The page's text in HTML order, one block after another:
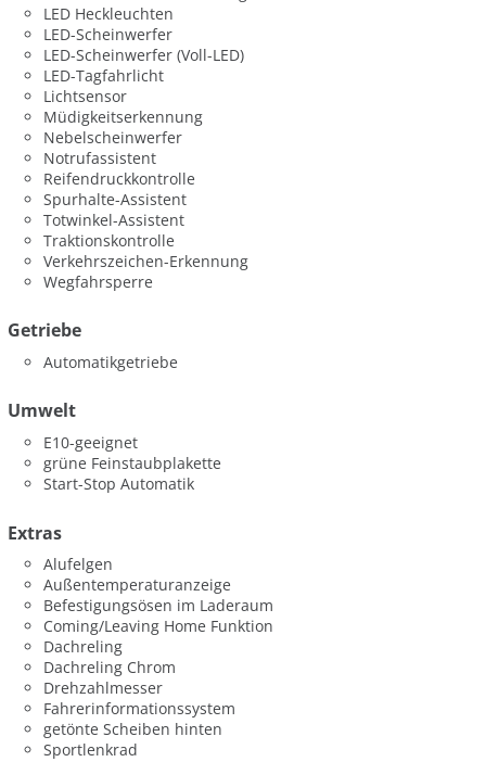
LED Heckleuchten
LED-Scheinwerfer
LED-Scheinwerfer (Voll-LED)
LED-Tagfahrlicht
Lichtsensor
Müdigkeitserkennung
Nebelscheinwerfer
Notrufassistent
Reifendruckkontrolle
Spurhalte-Assistent
Totwinkel-Assistent
Traktionskontrolle
Verkehrszeichen-Erkennung
Wegfahrsperre
Getriebe
Automatikgetriebe
Umwelt
E10-geeignet
grüne Feinstaubplakette
Start-Stop Automatik
Extras
Alufelgen
Außentemperaturanzeige
Befestigungsösen im Laderaum
Coming/Leaving Home Funktion
Dachreling
Dachreling Chrom
Drehzahlmesser
Fahrerinformationssystem
getönte Scheiben hinten
Sportlenkrad